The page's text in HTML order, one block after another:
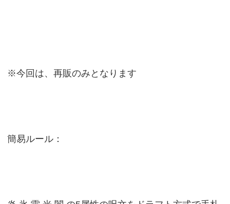
※今回は、再販のみとなります
簡易ルール：